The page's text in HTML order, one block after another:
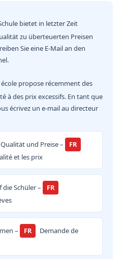
bietet in letzter Zeit
zu überteuerten Preisen
Sie eine E-Mail an den
propose récemment des
à des prix excessifs. En tant que
écrivez un e-mail au directeur
und Preise –
FR
et les prix
Schüler –
FR
– FR
Demande de